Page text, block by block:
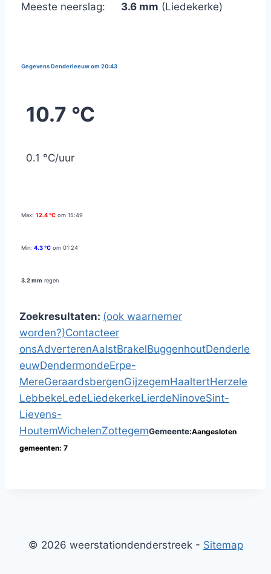
Meeste neerslag:
3.6 mm (Liedekerke)
Gegevens Denderleeuw om 20:43
10.7 °C
0.1 °C/uur
Max: 12.4 °C om 15:49
Min: 4.3 °C om 01:24
3.2 mm regen
Zoekresultaten: (ook waarnemer
worden?)Contacteer
onsAdverterenAalstBrakelBuggenhoutDenderle
euwDendermondeErpe-
MereGeraardsbergenGijzegemHaaltertHerzele
LebbekeLedeLiedekerkeLierdeNinoveSint-
Lievens-
HoutemWichelenZottegemGemeente:Aangesloten
gemeenten: 7
© 2026 weerstationdenderstreek - Sitemap